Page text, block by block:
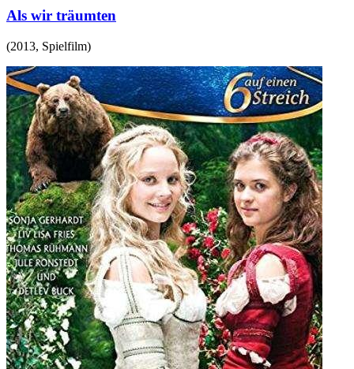
Als wir träumten
(2013, Spielfilm)